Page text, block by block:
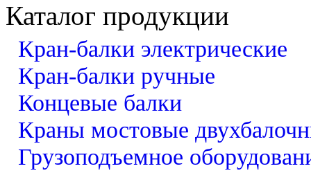
Каталог продукции
Кран-балки электрические
Кран-балки ручные
Концевые балки
Краны мостовые
Грузоподъемное